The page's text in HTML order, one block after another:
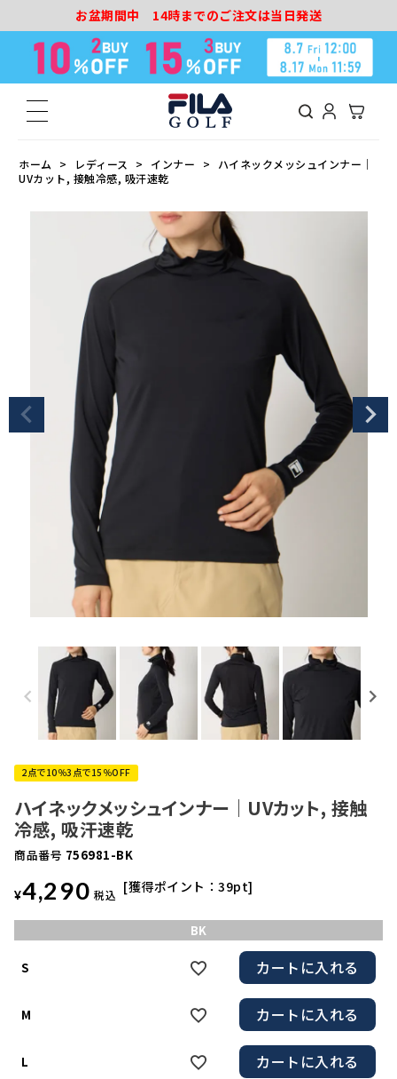
お盆期間中 14時までのご注文は当日発送
ホーム レディース インナー
ハイネックメッシュインナー｜
UVカット, 接触冷感, 吸汗速乾
2点で10％3点で15％OFF
ハイネックメッシュインナー｜UVカット, 接触
冷感, 吸汗速乾
商品番号 756981-BK
¥4,290 税込 獲得ポイント：39pt
BK
S カートに入れる
M カートに入れる
L カートに入れる